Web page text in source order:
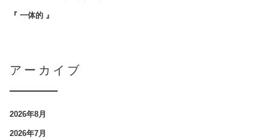
『 一体的 』
アーカイブ
2026年8月
2026年7月